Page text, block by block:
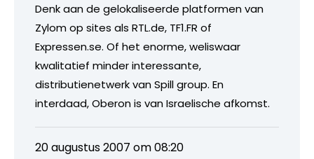
Denk aan de gelokaliseerde platformen van
Zylom op sites als RTL.de, TF1.FR of
Expressen.se. Of het enorme, weliswaar
kwalitatief minder interessante,
distributienetwerk van Spill group. En
interdaad, Oberon is van Israelische afkomst.
20 augustus 2007 om 08:20